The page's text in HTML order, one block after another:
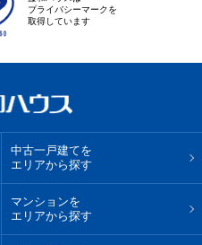
プライバシーマークを
取得しています
中古一戸建てを
エリアから探す
マンションを
エリアから探す